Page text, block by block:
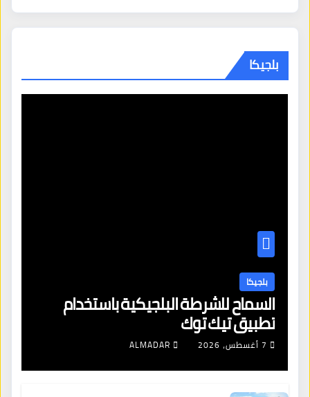
بلجيكا
بلجيكا
السماح للشرطة البلجيكية باستخدام
تطبيق تيك توك
7 أغسطس، 2026 ALMADAR